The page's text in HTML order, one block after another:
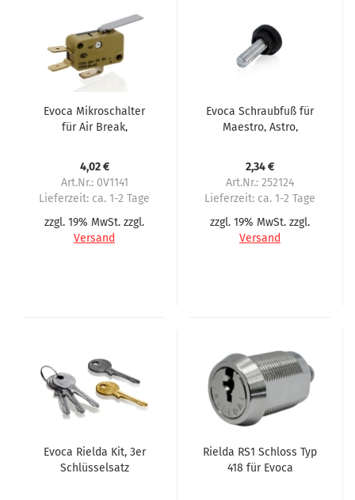
Evoca Mikroschalter
für Air Break,
4,02 €
Art.Nr.: 0V1141
Lieferzeit: ca. 1-2 Tage
zzgl. 19% MwSt. zzgl.
Versand
Evoca Schraubfuß für
Maestro, Astro,
2,34 €
Art.Nr.: 252124
Lieferzeit: ca. 1-2 Tage
zzgl. 19% MwSt. zzgl.
Versand
Evoca Rielda Kit, 3er
Schlüsselsatz
Rielda RS1 Schloss Typ
418 für Evoca